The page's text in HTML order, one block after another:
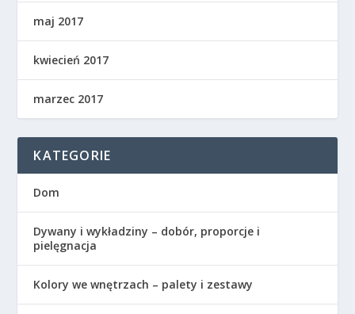
maj 2017
kwiecień 2017
marzec 2017
KATEGORIE
Dom
Dywany i wykładziny – dobór, proporcje i
pielęgnacja
Kolory we wnętrzach – palety i zestawy